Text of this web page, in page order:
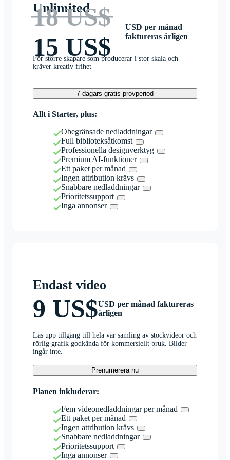
Unlimited
18 US$
15 US$
USD per månad
faktureras årligen
För större skapare som producerar i stor skala och
kräver kreativ frihet
7 dagars gratis provperiod
Allt i Starter, plus:
Obegränsade nedladdningar
Full biblioteksåtkomst
Professionella designverktyg
Premium AI-funktioner
Ett paket per månad
Ingen attribution krävs
Snabbare nedladdningar
Prioritetssupport
Inga annonser
Endast video
9 US$USD per månad faktureras
årligen
Lås upp tillgång till hela vår samling av stockvideor och
rörlig grafik godkända för kommersiellt bruk. Bilder
ingår inte.
Prenumerera nu
Planen inkluderar:
Fem videonedladdningar per månad
Ett paket per månad
Ingen attribution krävs
Snabbare nedladdningar
Prioritetssupport
Inga annonser